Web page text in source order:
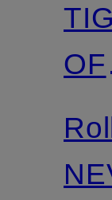
OF